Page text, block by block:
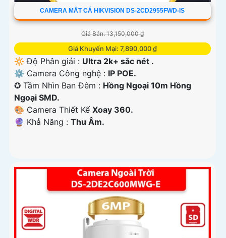
CAMERA MẮT CÁ HIKVISION DS-2CD2955FWD-IS
Giá Bán: 13,150,000 ₫
Giá Khuyến Mại: 7,890,000 ₫
🔆 Độ Phân giải : Ultra 2k+ sắc nét .
⚙ Camera Công nghệ : IP POE.
✪ Tầm Nhìn Ban Đêm : Hồng Ngoại 10m Hồng
Ngoại SMD.
🎨 Camera Thiết Kế Xoay 360.
️🔮 Khả Năng : Thu Âm.